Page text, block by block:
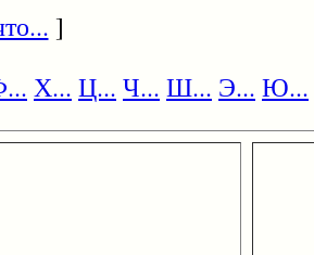
]
Х... Ц... Ч... Ш... Э... Ю...